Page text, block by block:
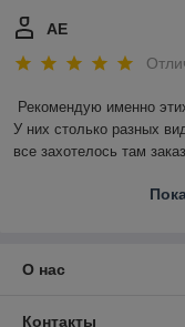
АЕ
Рекомендую именно
У них столько разных
все захотелось там
О нас
Контакты